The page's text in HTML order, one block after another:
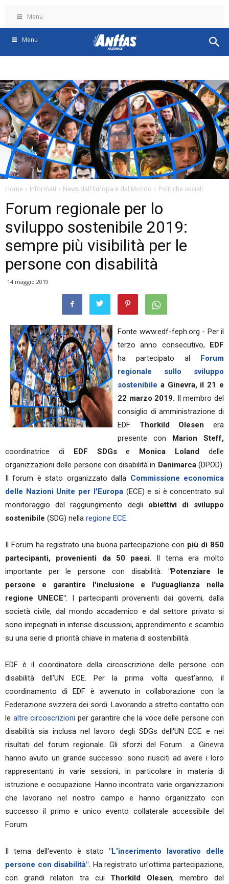
Menu
Menu
Home Informati News dall'Europa e dal Mondo Politiche sociali
Forum regionale per lo
sviluppo sostenibile 2019:
sempre più visibilità per le
persone con disabilità
14 maggio 2019
Fonte www.edf-feph.org - Per il
terzo anno consecutivo, EDF
ha partecipato al
Forum
regionale sullo sviluppo
sostenibile a Ginevra, il 21 e
22 marzo 2019. Il membro del
consiglio di amministrazione di
EDF Thorkild Olesen era
presente con Marion Steff,
coordinatrice di EDF SDGse Monica Loland delle
organizzazioni delle persone con disabilità in Danimarca(DPOD).
Il forum è stato organizzato dalla Commissione economica
delle Nazioni Unite per l'Europa (ECE) e si è concentrato sul
monitoraggio del raggiungimento degli obiettivi di sviluppo
sostenibile (SDG) nella regione ECE.
Il Forum ha registrato una buona partecipazione con più di 850
partecipanti, provenienti da 50 paesi. Il tema era molto
importante per le persone con disabilità:"Potenziare le
persone e garantire l'inclusione e l'uguaglianza nella
regione UNECE". I partecipanti provenienti dai governi, dalla
società civile, dal mondo accademico e dal settore privato si
sono impegnati in intense discussioni, apprendimento e scambio
su una serie di priorità chiave in materia di sostenibilità.
EDF è il coordinatore della circoscrizione delle persone con
disabilità dell'UN ECE. Per la prima volta quest'anno, il
coordinamento di EDF è avvenuto in collaborazione con la
Federazione svizzera dei sordi. Lavorando a stretto contatto con
le altre circoscrizioni per garantire che la voce delle persone con
disabilità sia inclusa nel lavoro degli SDGs dell'UN ECE e nei
risultati del forum regionale. Gli sforzi del Forum a Ginevra
hanno avuto un grande successo: sono riusciti ad avere i loro
rappresentanti in varie sessioni, in particolare in materia di
istruzione e occupazione. Hanno incontrato varie organizzazioni
che lavorano nel nostro campo e hanno organizzato con
successo il primo e unico evento collaterale accessibile del
Forum.
Il tema dell'evento è stato "L'inserimento lavorativo delle
persone con disabilità". Ha registrato un'ottima partecipazione,
con grandi relatori tra cui Thorkild Olesen, membro del